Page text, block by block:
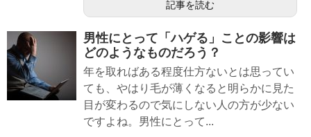
記事を読む
男性にとって「ハゲる」ことの影響は
どのようなものだろう？
年を取ればある程度仕方ないとは思ってい
ても、やはり毛が薄くなると明らかに見た
目が変わるので気にしない人の方が少ない
ですよね。男性にとって...